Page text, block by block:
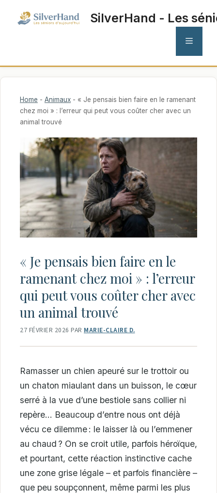
SilverHand - Les
MENU
Home - Animaux - « Je pensais bien faire en le ramenant
chez moi » : l’erreur qui peut vous coûter cher avec un
animal trouvé
« Je pensais bien faire en le
ramenant chez moi » : l’erreur
qui peut vous coûter cher avec
un animal trouvé
27 FÉVRIER 2026 PAR MARIE-CLAIRE D.
Ramasser un chien apeuré sur le trottoir ou
un chaton miaulant dans un buisson, le cœur
serré à la vue d’une bestiole sans collier ni
repère… Beaucoup d’entre nous ont déjà
vécu ce dilemme : le laisser là ou l’emmener
au chaud ? On se croit utile, parfois héroïque,
et pourtant, cette réaction instinctive cache
une zone grise légale – et parfois financière –
que peu soupçonnent, même parmi les plus